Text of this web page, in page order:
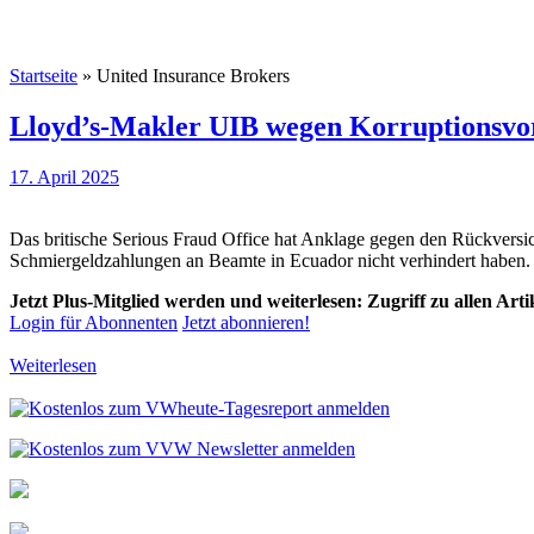
Startseite » United Insurance Brokers
Lloyd’s-Makler UIB wegen
17. April 2025
Das britische Serious Fraud Office hat Anklage gegen den
Schmiergeldzahlungen an Beamte in Ecuador nicht verhindert
Jetzt Plus-Mitglied werden und weiterlesen: Zugriff zu allen
Login für Abonnenten Jetzt abonnieren!
Weiterlesen